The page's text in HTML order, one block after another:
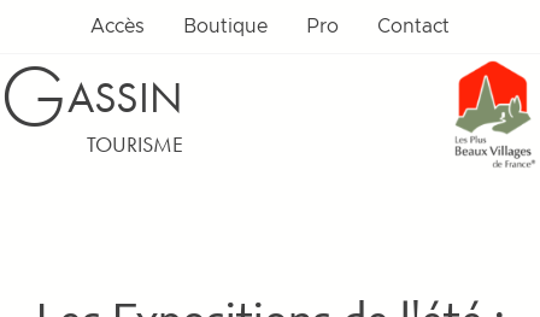
Accès Boutique Pro Contact
GASSIN
TOURISME